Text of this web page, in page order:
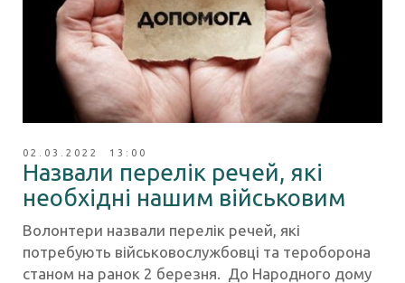
02.03.2022 13:00
Назвали перелік речей, які
необхідні нашим військовим
Волонтери назвали перелік речей, які
потребують військовослужбовці та тероборона
станом на ранок 2 березня. До Народного дому